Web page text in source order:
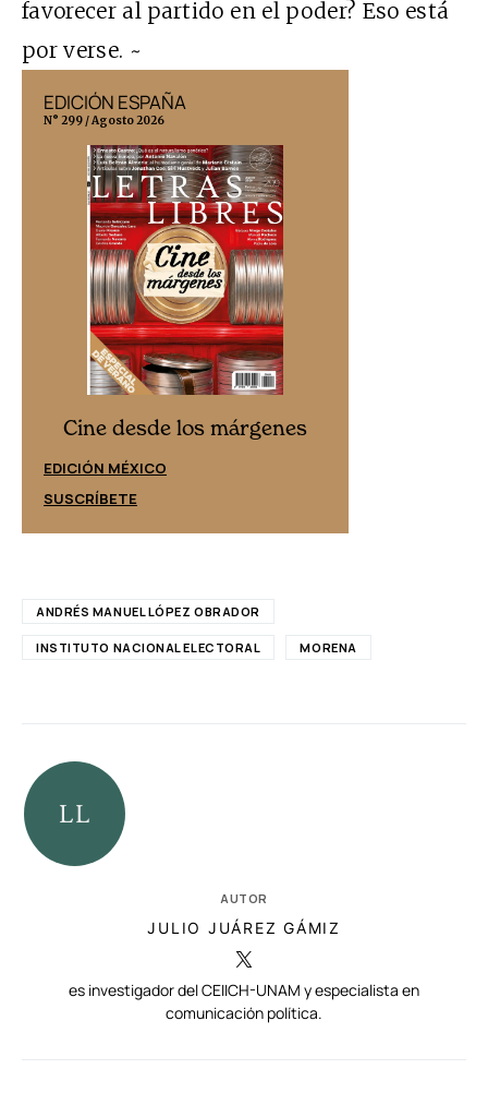
favorecer al partido en el poder? Eso está
por verse. ~
EDICIÓN ESPAÑA
N° 299 / Agosto 2026
Cine desde los márgenes
EDICIÓN MÉXICO
SUSCRÍBETE
ANDRÉS MANUEL LÓPEZ OBRADOR
INSTITUTO NACIONAL ELECTORAL MORENA
AUTOR
JULIO JUÁREZ GÁMIZ
es investigador del CEIICH-UNAM y especialista en
comunicación política.